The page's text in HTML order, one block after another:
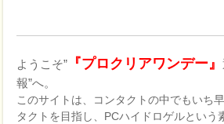
ようこそ” 『プロクリアワンデー』
報”へ。
このサイトは、コンタクトの中でもいち
タクトを目指し、PCハイドロゲルという